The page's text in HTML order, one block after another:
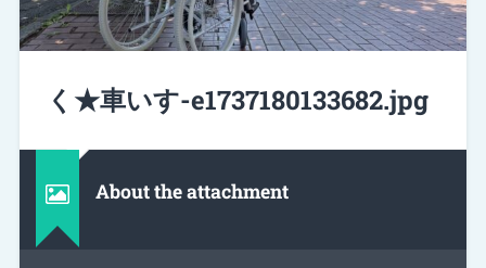
く★車いす-e1737180133682.jpg
About the attachment